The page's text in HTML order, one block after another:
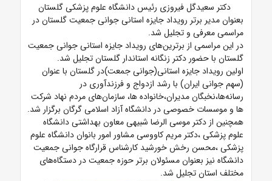
دکتر سعیدگل فیروزی رئیس دانشگاه علوم پزشکی گلستان
بعنوان مدیر برتر رویداد جایزه استانی جوانی جمعیت گلستان در
مراسمی معرفی و تجلیل شد.
در این مراسمی از برترین‌های رویداد جایزه استانی جوانی جمعیت
گلستان با حضور دکتر زنگانه استاندار گلستان تجلیل شد.
اولین رویداد جایزه استانی(جوانی جمعت)در گلستان با عنوان
(سهم جوانی ایران) با رشد ازدواج و فرزندآوری در
رسانه‌ها،نخبگان مدیران،خانواده ها، سازمان‌های مردم نهاد شرکت
ها و موسسات خصوصی در دانشگاه آزاد اسلامی گرگان برگزار شد.
همچنین از دکتر موسی الرضا شبیهی معاون بهداشتی دانشگاه
علوم پزشکی ،دکتر مریم کاووسی مشاور امور بانوان دانشگاه علوم
پزشکی ،محسن رخش خورشید کارشناس قرارگاه جوانی جمعیت
دانشگاه نیز بعنوان مسئولان برتر حوزه جمعیت در دستگاه‌های
مختلف استان تجلیل شد.